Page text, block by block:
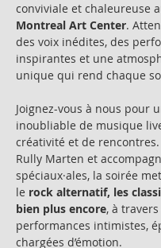
conviviale et chaleureuse
Montreal Art Center.
des voix inédites, des
inspirantes et une
unique qui rend chaque
Joignez-vous à nous pour
inoubliable de musique
créativité et de
Rully Marten et
spéciaux·ales, la soirée
le rock alternatif, les
bien plus encore, à
performances intimistes,
chargées d’émotion.